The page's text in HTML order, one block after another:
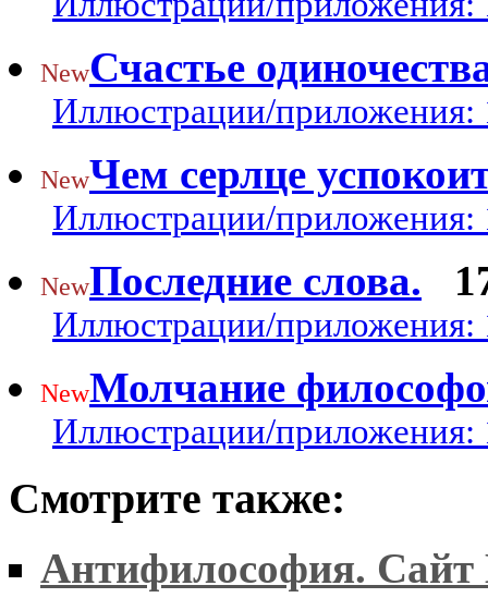
NewСчастье
Иллюстрации/приложения:
NewЧем серлце
Иллюстрации/приложения:
NewПоследние слова.
Иллюстрации/приложения:
NewМолчание
Иллюстрации/приложения:
Смотрите также:
Антифилософия.